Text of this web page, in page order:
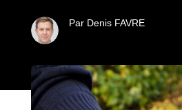
Par Denis FAVRE